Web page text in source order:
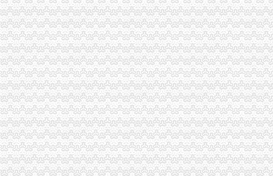
九龙坡局西彭工商所努力营造安全放心的公司注册市场购物环境
巴南局“五围绕五化”帅博财务公司规范食品安全监管
丰都局重庆帅博代理记账有限公司开展动产押登记积服务企业发展
万州局优化体制机制全力推进工商“转型”帅博工商
大足局帅博代账公司五措并举加财务管理降低行政成本